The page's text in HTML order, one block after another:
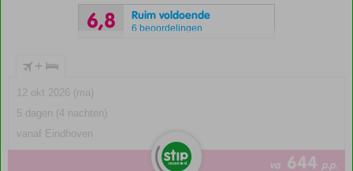
6,8 Ruim voldoende
6 beoordelingen
+
12 okt 2026 (ma)
5 dagen (4 nachten)
vanaf Eindhoven
va 644 p.p.